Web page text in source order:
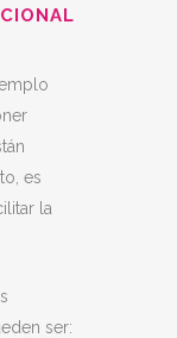
es
la
ser: